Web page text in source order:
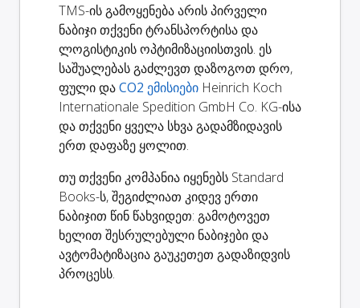
TMS-ის გამოყენება არის პირველი
ნაბიჯი თქვენი ტრანსპორტისა და
ლოგისტიკის ოპტიმიზაციისთვის. ეს
საშუალებას გაძლევთ დაზოგოთ დრო,
ფული დაCO2 ემისიები Heinrich Koch
Internationale Spedition GmbH Co. KG-ისა
და თქვენი ყველა სხვა გადამზიდავის
ერთ დაფაზე ყოლით.
თუ თქვენი კომპანია იყენებს Standard
Books-ს, შეგიძლიათ კიდევ ერთი
ნაბიჯით წინ წახვიდეთ: გამოტოვეთ
ხელით შესრულებული ნაბიჯები და
ავტომატიზაცია გაუკეთეთ გადაზიდვის
პროცესს.